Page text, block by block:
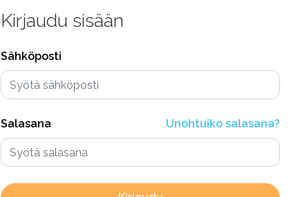
Kirjaudu sisään
Sähköposti
Salasana Unohtuiko salasana?